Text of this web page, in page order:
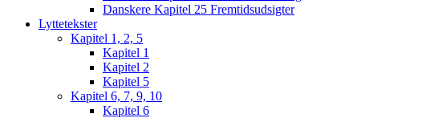
Danskere Kapitel 25 Fremtidsudsigter
Lyttetekster
Kapitel 1, 2, 5
Kapitel 1
Kapitel 2
Kapitel 5
Kapitel 6, 7, 9, 10
Kapitel 6